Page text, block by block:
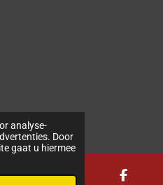
analyse-
Door
gaat u hiermee